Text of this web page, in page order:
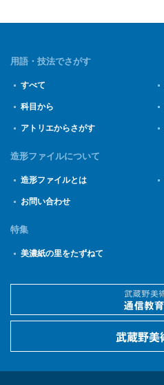
用語・技法でさがす
すべて
科目から
アトリエからさがす
造形ファイルについて
造形ファイルとは
お問い合わせ
特集
美濃紙の里をたずねて